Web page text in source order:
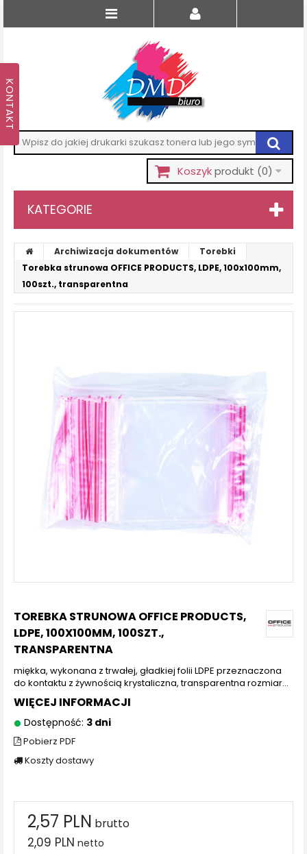
Koszykprodukt (0)
KATEGORIE
Archiwizacja dokumentów
Torebki
Torebka strunowa OFFICE PRODUCTS, LDPE, 100x100mm,
100szt., transparentna
TOREBKA STRUNOWA OFFICE PRODUCTS,
LDPE, 100X100MM, 100SZT.,
TRANSPARENTNA
miękka, wykonana z trwałej, gładkiej folii LDPE przeznaczona
do kontaktu z żywnością krystaliczna, transparentna rozmiar...
WIĘCEJ INFORMACJI
Dostępność: 3 dni
Pobierz PDF
Koszty dostawy
2,57 PLN brutto
2,09 PLN netto